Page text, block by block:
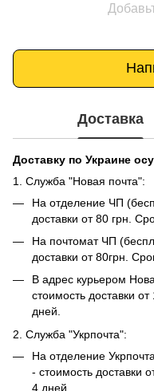
Доставка
Доставку по Украине
1. Служба "Новая почта":
На отделение ЧП
доставки от 80 грн.
На почтомат ЧП
доставки от 80грн.
В адрес курьером
стоимость доставки
дней.
2. Служба "Укрпочта":
На отделение
- стоимость доставки
4 дней.